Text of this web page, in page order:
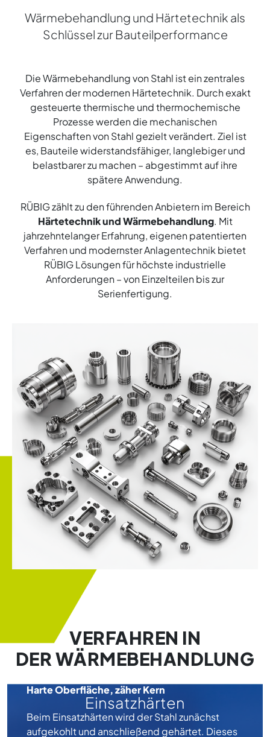
Wärmebehandlung und Härtetechnik als
Schlüssel zur Bauteilperformance
Die Wärmebehandlung von Stahl ist ein zentrales
Verfahren der modernen Härtetechnik. Durch exakt
gesteuerte thermische und thermochemische
Prozesse werden die mechanischen
Eigenschaften von Stahl gezielt verändert. Ziel ist
es, Bauteile widerstandsfähiger, langlebiger und
belastbarer zu machen – abgestimmt auf ihre
spätere Anwendung.
RÜBIG zählt zu den führenden Anbietern im Bereich
Härtetechnik und Wärmebehandlung. Mit
jahrzehntelanger Erfahrung, eigenen patentierten
Verfahren und modernster Anlagentechnik bietet
RÜBIG Lösungen für höchste industrielle
Anforderungen – von Einzelteilen bis zur
Serienfertigung.
VERFAHREN IN
DER WÄRMEBEHANDLUNG
Einsatzhärten
Harte Oberfläche, zäher Kern
Beim Einsatzhärten wird der Stahl zunächst
aufgekohlt und anschließend gehärtet. Dieses